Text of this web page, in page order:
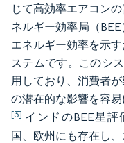
じて高効率エアコン
ネルギー効率局（
エネルギー効率を示
ステムです。このシ
用しており、消費者
の潜在的な影響を容
[3] インドのBEE星
国、欧州にも存在し